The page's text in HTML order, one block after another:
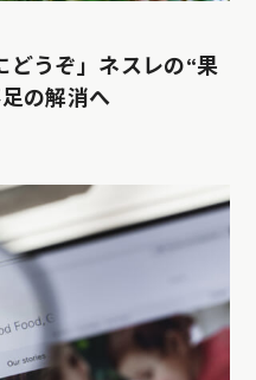
どうぞ」ネスレの“果
の解消へ